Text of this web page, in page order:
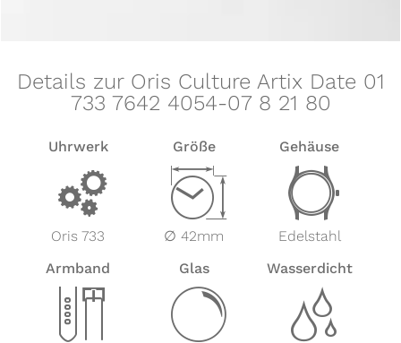
Details zur Oris Culture Artix Date 01
733 7642 4054-07 8 21 80
Uhrwerk
v
Oris 733
Größe
Z
∅ 42mm
Gehäuse
w
Edelstahl
Armband
x
Glas
y
Wasserdicht
z